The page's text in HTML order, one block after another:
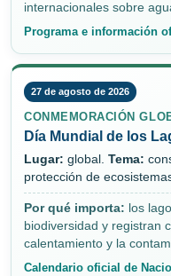
internacionales sobre
Programa e información
27 de agosto de 2026
CONMEMORACIÓN
Día Mundial de los
Lugar: global. Tema:
protección de
Por qué importa: los
biodiversidad y registran
calentamiento y la
Calendario oficial de